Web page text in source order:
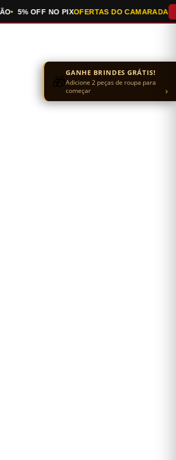
5% OFF NO PIXOFERTAS DO CAMARADA
🎁GANHE BRINDES GRÁTIS!
Adicione 2 peças de roupa para
começar
›